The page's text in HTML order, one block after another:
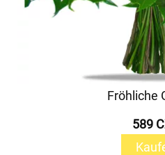
Fröhliche
589